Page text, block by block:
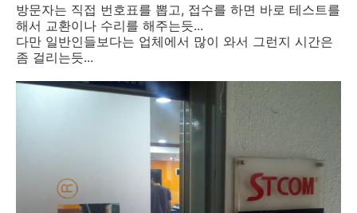
방문자는 직접 번호표를 뽑고, 접수를 하면 바로 테스트를
해서 교환이나 수리를 해주는듯...
다만 일반인들보다는 업체에서 많이 와서 그런지 시간은
좀 걸리는듯...